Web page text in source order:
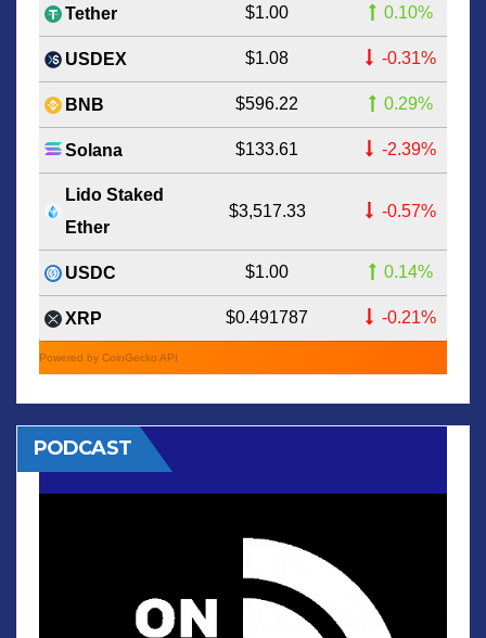
Tether $1.00 0.10%
USDEX $1.08 -0.31%
BNB $596.22 0.29%
Solana $133.61 -2.39%
Lido Staked
Ether
$3,517.33 -0.57%
USDC $1.00 0.14%
XRP $0.491787 -0.21%
Powered by CoinGecko API
PODCAST